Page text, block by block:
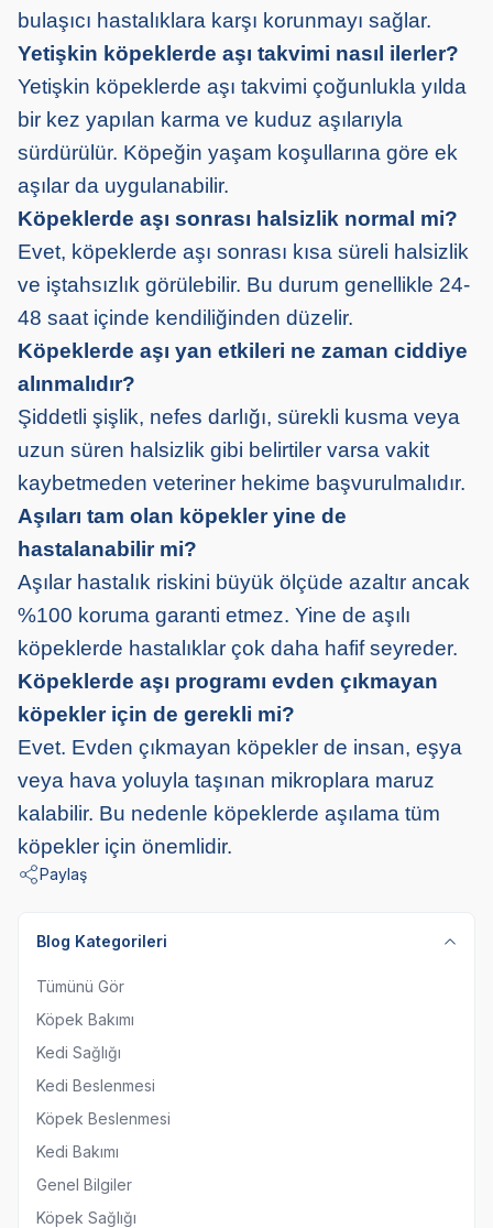
bulaşıcı hastalıklara karşı korunmayı sağlar.
Yetişkin köpeklerde aşı takvimi nasıl ilerler?
Yetişkin köpeklerde aşı takvimi çoğunlukla yılda
bir kez yapılan karma ve kuduz aşılarıyla
sürdürülür. Köpeğin yaşam koşullarına göre ek
aşılar da uygulanabilir.
Köpeklerde aşı sonrası halsizlik normal mi?
Evet, köpeklerde aşı sonrası kısa süreli halsizlik
ve iştahsızlık görülebilir. Bu durum genellikle 24-
48 saat içinde kendiliğinden düzelir.
Köpeklerde aşı yan etkileri ne zaman ciddiye
alınmalıdır?
Şiddetli şişlik, nefes darlığı, sürekli kusma veya
uzun süren halsizlik gibi belirtiler varsa vakit
kaybetmeden veteriner hekime başvurulmalıdır.
Aşıları tam olan köpekler yine de
hastalanabilir mi?
Aşılar hastalık riskini büyük ölçüde azaltır ancak
%100 koruma garanti etmez. Yine de aşılı
köpeklerde hastalıklar çok daha hafif seyreder.
Köpeklerde aşı programı evden çıkmayan
köpekler için de gerekli mi?
Evet. Evden çıkmayan köpekler de insan, eşya
veya hava yoluyla taşınan mikroplara maruz
kalabilir. Bu nedenle köpeklerde aşılama tüm
köpekler için önemlidir.
Paylaş
Blog Kategorileri
Tümünü Gör
Köpek Bakımı
Kedi Sağlığı
Kedi Beslenmesi
Köpek Beslenmesi
Kedi Bakımı
Genel Bilgiler
Köpek Sağlığı